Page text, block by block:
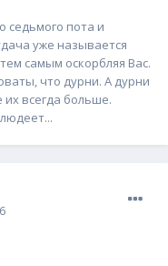
седьмого пота и
уже называется
самым оскорбляя Вас.
что дурни. А дурни
их всегда больше.